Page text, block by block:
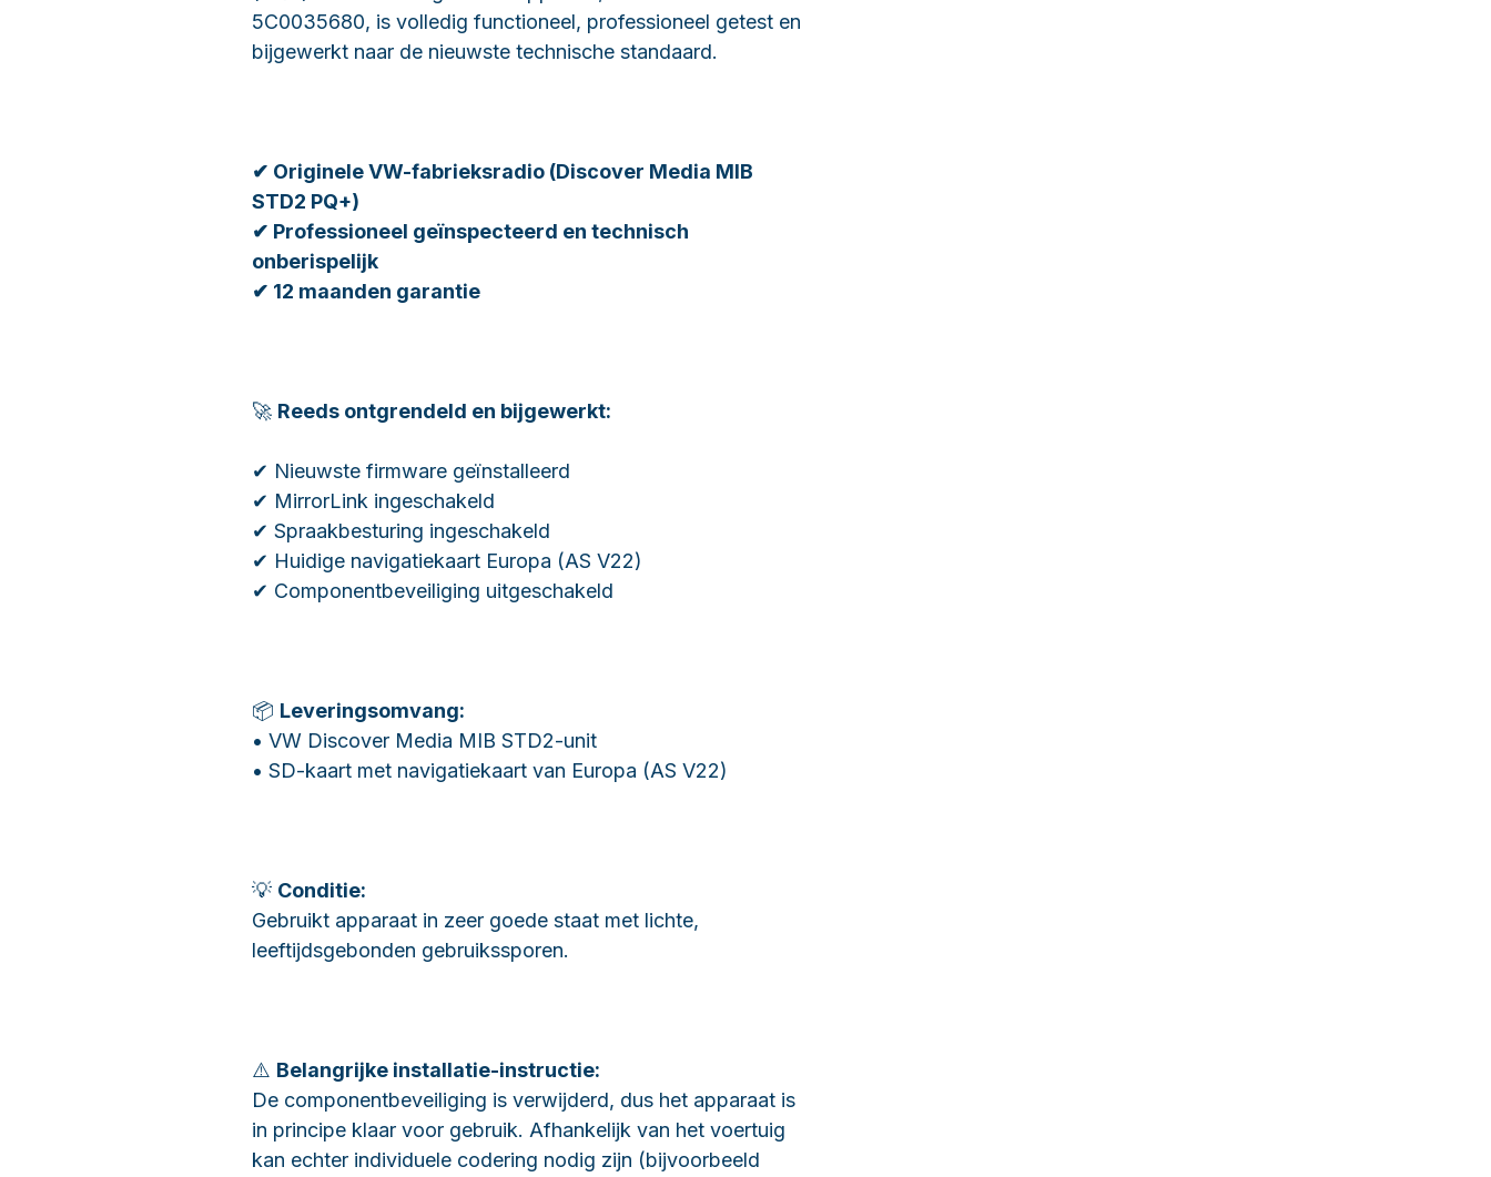
5C0035680, is volledig functioneel, professioneel getest en
bijgewerkt naar de nieuwste technische standaard.
✔ Originele VW-fabrieksradio (Discover Media MIB
STD2 PQ+)
✔ Professioneel geïnspecteerd en technisch
onberispelijk
✔ 12 maanden garantie
🚀 Reeds ontgrendeld en bijgewerkt:
✔ Nieuwste firmware geïnstalleerd
✔ MirrorLink ingeschakeld
✔ Spraakbesturing ingeschakeld
✔ Huidige navigatiekaart Europa (AS V22)
✔ Componentbeveiliging uitgeschakeld
📦 Leveringsomvang:
• VW Discover Media MIB STD2-unit
• SD-kaart met navigatiekaart van Europa (AS V22)
💡 Conditie:
Gebruikt apparaat in zeer goede staat met lichte,
leeftijdsgebonden gebruikssporen.
⚠️ Belangrijke installatie-instructie:
De componentbeveiliging is verwijderd, dus het apparaat is
in principe klaar voor gebruik. Afhankelijk van het voertuig
kan echter individuele codering nodig zijn (bijvoorbeeld